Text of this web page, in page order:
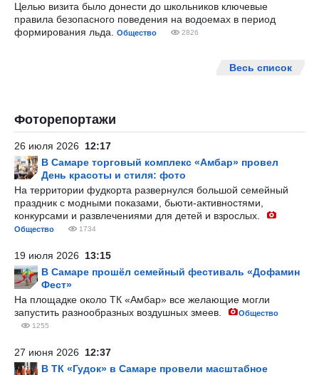
Целью визита было донести до школьников ключевые
правила безопасного поведения на водоемах в период
формирования льда.
Общество 2826
Весь список
Фоторепортажи
26 июля 2026 12:17
В Самаре торговый комплекс «Амбар» провел
День красоты и стиля: фото
На территории фудкорта развернулся большой семейный
праздник с модными показами, бьюти-активностями,
конкурсами и развлечениями для детей и взрослых.
Общество 1734
19 июля 2026 13:15
В Самаре прошёл семейный фестиваль «Дофамин
Фест»
На площадке около ТК «Амбар» все желающие могли
запустить разнообразных воздушных змеев.
Общество
1255
27 июня 2026 12:37
В ТК «Гудок» в Самаре провели масштабное